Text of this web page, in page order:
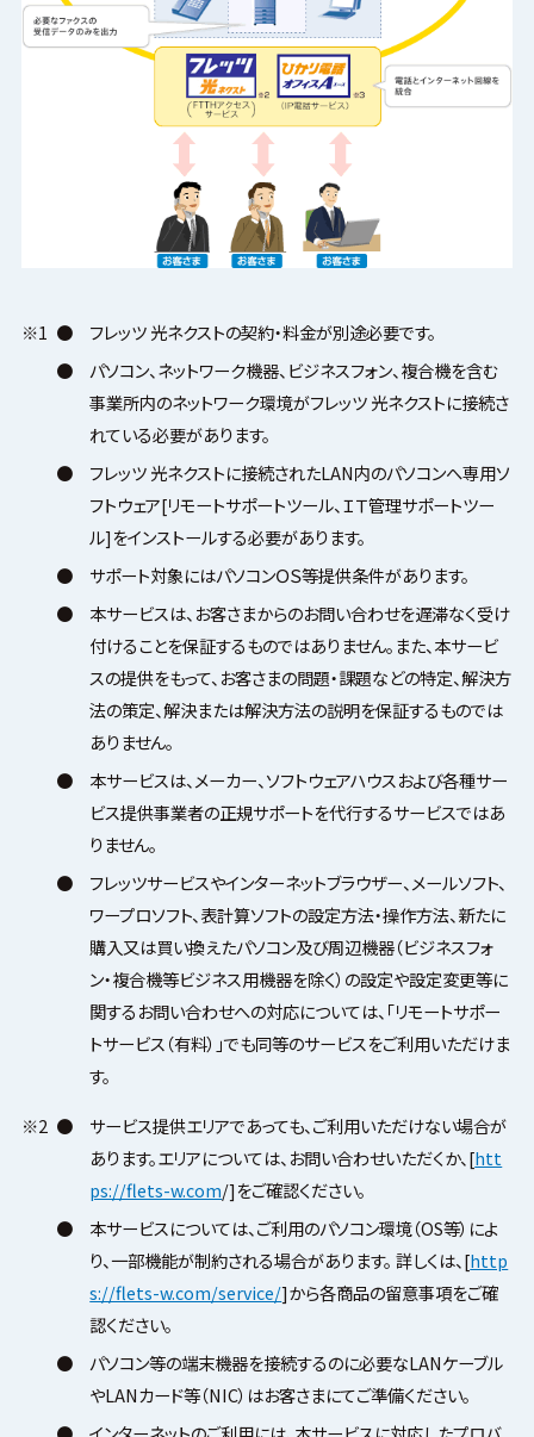
※1 ●
フレッツ 光ネクストの契約・料金が別途必要です。
●
パソコン、ネットワーク機器、ビジネスフォン、複合機を含む
事業所内のネットワーク環境がフレッツ 光ネクストに接続さ
れている必要があります。
●
フレッツ 光ネクストに接続されたLAN内のパソコンへ専用ソ
フトウェア[リモートサポートツール、ＩＴ管理サポートツー
ル]をインストールする必要があります。
●
サポート対象にはパソコンＯＳ等提供条件があります。
●
本サービスは、お客さまからのお問い合わせを遅滞なく受け
付けることを保証するものではありません。また、本サービ
スの提供をもって、お客さまの問題・課題などの特定、解決方
法の策定、解決または解決方法の説明を保証するものでは
ありません。
●
本サービスは、メーカー、ソフトウェアハウスおよび各種サー
ビス提供事業者の正規サポートを代行するサービスではあ
りません。
●
フレッツサービスやインターネットブラウザー、メールソフト、
ワープロソフト、表計算ソフトの設定方法・操作方法、新たに
購入又は買い換えたパソコン及び周辺機器（ビジネスフォ
ン・複合機等ビジネス用機器を除く）の設定や設定変更等に
関するお問い合わせへの対応については、「リモートサポー
トサービス（有料）」でも同等のサービスをご利用いただけま
す。
※2 ●
サービス提供エリアであっても、ご利用いただけない場合が
あります。エリアについては、お問い合わせいただくか、[htt
ps://flets-w.com/]をご確認ください。
●
本サービスについては、ご利用のパソコン環境（OS等）によ
り、一部機能が制約される場合があります。 詳しくは、[http
s://flets-w.com/service/]から各商品の留意事項をご確
認ください。
●
パソコン等の端末機器を接続するのに必要なLANケーブル
やLANカード等（NIC）はお客さまにてご準備ください。